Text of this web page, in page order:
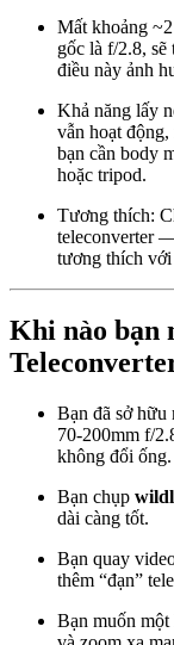
Mất khoảng
gốc là f/2.8, sẽ
điều này ảnh
Khả năng lấy
vẫn hoạt
bạn cần body
hoặc tripod.
Tương thích:
teleconverter
tương thích với
Khi nào bạn
Bạn đã sở hữu
70-200mm f/
không đổi ống.
Bạn chụp
dài càng tốt.
Bạn quay
thêm “đạn”
Bạn muốn